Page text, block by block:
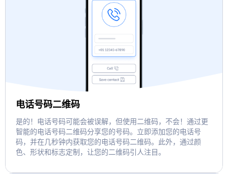
电话号码二维码
是的！电话号码可能会被误解，但使用二维码，不会！通过更
智能的电话号码二维码分享您的号码。立即添加您的电话号
码，并在几秒钟内获取您的电话号码二维码。此外，通过颜
色、形状和标志定制，让您的二维码引人注目。